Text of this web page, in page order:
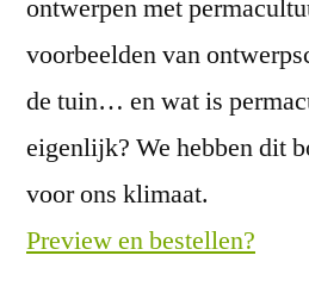
ontwerpen met
voorbeelden van
de tuin… en wat is
eigenlijk? We hebben dit
voor ons klimaat.
Preview en bestellen?